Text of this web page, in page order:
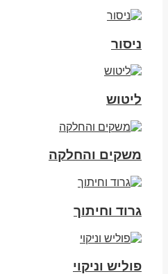
ניסור
ליטוש
משקים והחלקה
גרוד וחיתוך
פוליש וניקוי